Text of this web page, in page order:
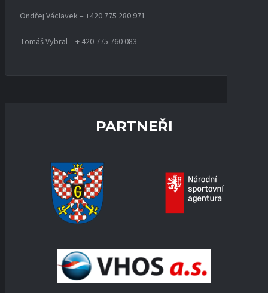
Ondřej Václavek – +420 775 280 971
Tomáš Vybral – + 420 775 760 083
PARTNEŘI